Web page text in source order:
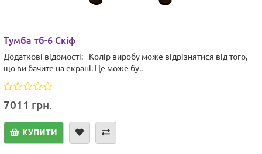
Тумба тб-6 Скіф
Додаткові відомості: - Колір виробу може відрізнятися від того,
що ви бачите на екрані. Це може бу..
7011 грн.
КУПИТИ